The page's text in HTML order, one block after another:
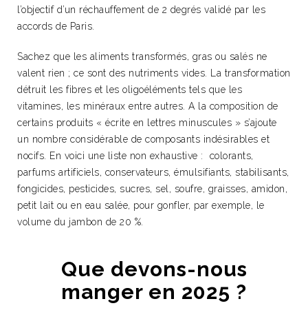
l’objectif d’un réchauffement de 2 degrés validé par les
accords de Paris.
Sachez que les aliments transformés, gras ou salés ne
valent rien ; ce sont des nutriments vides. La transformation
détruit les fibres et les oligoéléments tels que les
vitamines, les minéraux entre autres. A la composition de
certains produits « écrite en lettres minuscules » s’ajoute
un nombre considérable de composants indésirables et
nocifs. En voici une liste non exhaustive : colorants,
parfums artificiels, conservateurs, émulsifiants, stabilisants,
fongicides, pesticides, sucres, sel, soufre, graisses, amidon,
petit lait ou en eau salée, pour gonfler, par exemple, le
volume du jambon de 20 %.
Que devons-nous
manger en 2025 ?